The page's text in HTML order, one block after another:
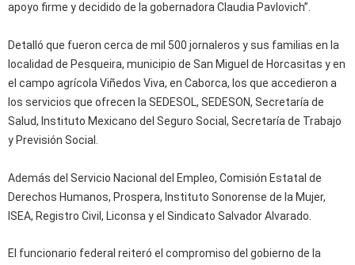
apoyo firme y decidido de la gobernadora Claudia Pavlovich”.
Detalló que fueron cerca de mil 500 jornaleros y sus familias en la
localidad de Pesqueira, municipio de San Miguel de Horcasitas y en
el campo agrícola Viñedos Viva, en Caborca, los que accedieron a
los servicios que ofrecen la SEDESOL, SEDESON, Secretaría de
Salud, Instituto Mexicano del Seguro Social, Secretaría de Trabajo
y Previsión Social.
Además del Servicio Nacional del Empleo, Comisión Estatal de
Derechos Humanos, Prospera, Instituto Sonorense de la Mujer,
ISEA, Registro Civil, Liconsa y el Sindicato Salvador Alvarado.
El funcionario federal reiteró el compromiso del gobierno de la